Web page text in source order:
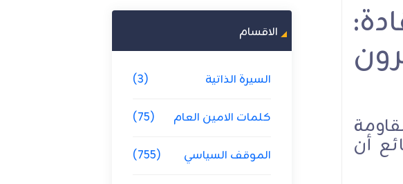
أن
الاقسام
السيرة الذاتية (3)
كلمات الامين العام (75)
الموقف السياسي (755)